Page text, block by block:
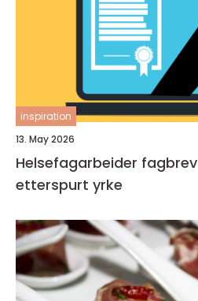
inspiration
13. May 2026
Helsefagarbeider fagbrev veien til et trygt og
etterspurt yrke